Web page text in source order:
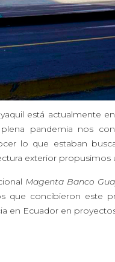
está actualmente
pandemia nos
lo que estaban
exterior
Magenta Banco
que concibieron este
en Ecuador en